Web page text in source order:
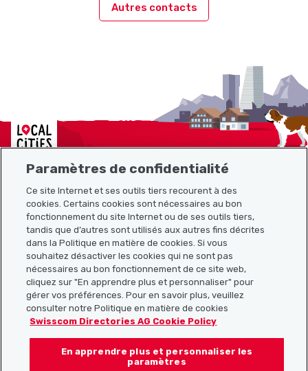
Autres contacts
Localcities
Plan du site
Liens utiles
Télécharger l’application Localcities
Suis-nous sur les réseaux sociaux :
Paramètres de confidentialité
Ce site Internet et ses outils tiers recourent à des
cookies. Certains cookies sont nécessaires au bon
fonctionnement du site Internet ou de ses outils tiers,
tandis que d’autres sont utilisés aux autres fins décrites
dans la Politique en matière de cookies. Si vous
souhaitez désactiver les cookies qui ne sont pas
nécessaires au bon fonctionnement de ce site web,
cliquez sur "En apprendre plus et personnaliser" pour
gérer vos préférences. Pour en savoir plus, veuillez
consulter notre Politique en matière de cookies
Swisscom Directories AG Cookie Policy
En apprendre plus et personnaliser les
paramètres